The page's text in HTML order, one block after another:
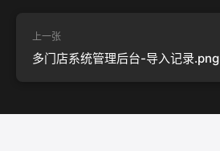
上一张
多门店系统管理后台-导入记录.png